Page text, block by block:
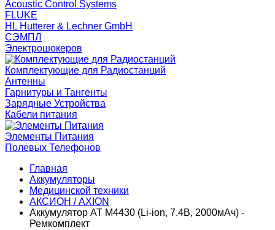
Acoustic Control Systems
FLUKE
HL Hutterer & Lechner GmbH
СЭМПЛ
Электрошокеров
Комплектующие для Радиостанций
Антенны
Гарнитуры и Тангенты
Зарядные Устройства
Кабели питания
Элементы Питания
Полевых Телефонов
Главная
Аккумуляторы
Медицинской техники
АКСИОН / AXION
Аккумулятор AT М4430 (Li-ion, 7.4В, 2000мАч) -
Ремкомплект